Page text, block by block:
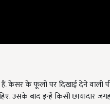
के फूलों पर दिखाई देने वाली
उसके बाद इन्हें किसी छायादार